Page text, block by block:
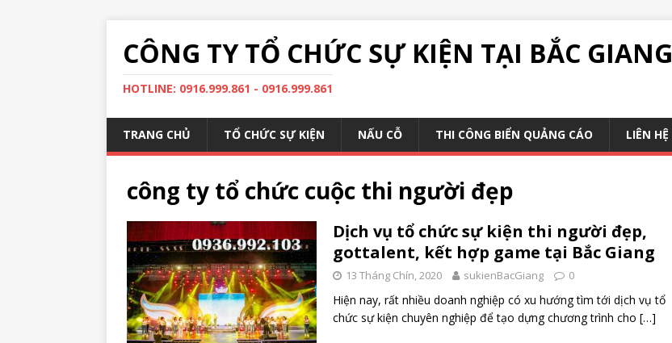
CÔNG TY TỔ CHỨC SỰ KIỆN TẠI BẮC GIANG
HOTLINE: 0916.999.861 - 0916.999.861
TRANG CHỦ TỔ CHỨC SỰ KIỆN NẤU CỖ THI CÔNG BIỂN QUẢNG CÁO LIÊN HỆ
công ty tổ chức cuộc thi người đẹp
Dịch vụ tổ chức sự kiện thi người đẹp,
gottalent, kết hợp game tại Bắc Giang
13 Tháng Chín, 2020 sukienBacGiang 0
Hiện nay, rất nhiều doanh nghiệp có xu hướng tìm tới dịch vụ tổ
chức sự kiện chuyên nghiệp để tạo dựng chương trình cho […]